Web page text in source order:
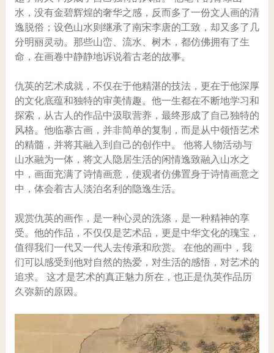
水，没有金碧辉煌的奢华之感，反而多了一份文人画的清
逸脱俗；设色山水则继承了南宋李唐的工致，却又多了几
分明丽灵动。那些山峦、流水、树木，都仿佛拥有了生
命，在画卷中静静地诉说着古老的故事。
仇英的艺术成就，不仅在于他精湛的技法，更在于他深厚
的文化底蕴和独特的审美情趣。他一生都在不断地学习和
探索，从古人的作品中汲取营养，最终形成了自己独特的
风格。他临摹古画，并非简单的复制，而是从中领悟艺术
的精髓，并将其融入到自己的创作中。 他将人物活动与
山水融为一体，将文人隐居生活的闲情逸致融入山水之
中，画面充满了诗情画意，使观者仿佛置身于诗情画意之
中，体会着古人淡泊名利的隐逸生活。
观赏仇英的画作，是一种心灵的洗涤，是一种精神的享
受。他的作品，不仅仅是艺术品，更是中华文化的瑰宝，
值得我们一代又一代人去传承和欣赏。 在他的画中，我
们可以感受到他对自然的热爱，对生活的感悟，对艺术的
追求。 这才是艺术的真正魅力所在，也正是仇英作品历
久弥新的原因。